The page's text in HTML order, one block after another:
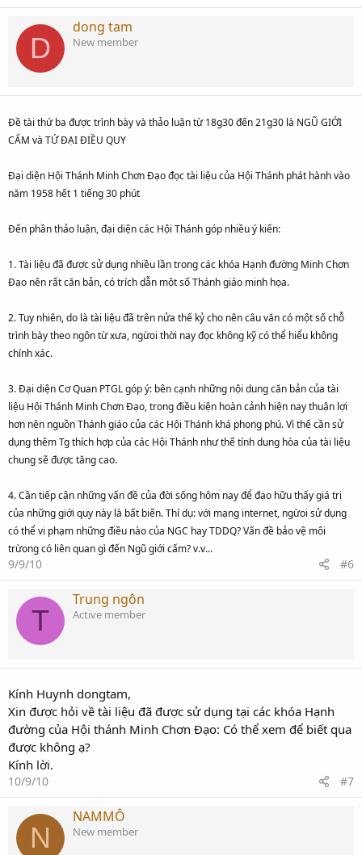
D
dong tam
New member
Đề tài thứ ba được trình bày và thảo luận từ 18g30 đến 21g30 là NGŨ GIỚI
CẤM và TỨ ĐẠI ĐIỀU QUY
Đại diện Hội Thánh Minh Chơn Đạo đọc tài liệu của Hội Thánh phát hành vào
năm 1958 hết 1 tiếng 30 phút
Đến phần thảo luận, đại diện các Hội Thánh góp nhiều ý kiến:
1. Tài liệu đã được sử dụng nhiều lần trong các khóa Hạnh đường Minh Chơn
Đạo nên rất căn bản, có trích dẫn một số Thánh giáo minh họa.
2. Tuy nhiên, do là tài liệu đã trên nửa thế kỷ cho nên câu văn có một số chỗ
trình bày theo ngôn từ xưa, ngừoi thời nay đọc không kỹ có thể hiểu không
chính xác.
3. Đại diện Cơ Quan PTGL góp ý: bên cạnh những nội dung căn bản của tài
liệu Hội Thánh Minh Chơn Đạo, trong điều kiện hoàn cảnh hiện nay thuận lợi
hơn nên nguồn Thánh giáo của các Hội Thánh khá phong phú. Vì thế cần sử
dụng thêm Tg thích hợp của các Hội Thánh như thế tính dung hòa của tài liệu
chung sẽ được tăng cao.
4. Cần tiếp cận những vấn đề của đời sống hôm nay để đạo hữu thấy giá trị
của những giới quy này là bất biến. Thí dụ: với mạng internet, ngừoi sử dụng
có thể vi phạm những điều nào của NGC hay TDDQ? Vấn đề bảo vệ môi
trừong có liên quan gì đến Ngũ giới cấm? v.v...
9/9/10 #6
T
Trung ngôn
Active member
Kính Huynh dongtam,
Xin được hỏi về tài liệu đã được sử dụng tại các khóa Hạnh
đường của Hội thánh Minh Chơn Đạo: Có thể xem để biết qua
được không ạ?
Kính lời.
10/9/10 #7
N
NAMMÔ
New member